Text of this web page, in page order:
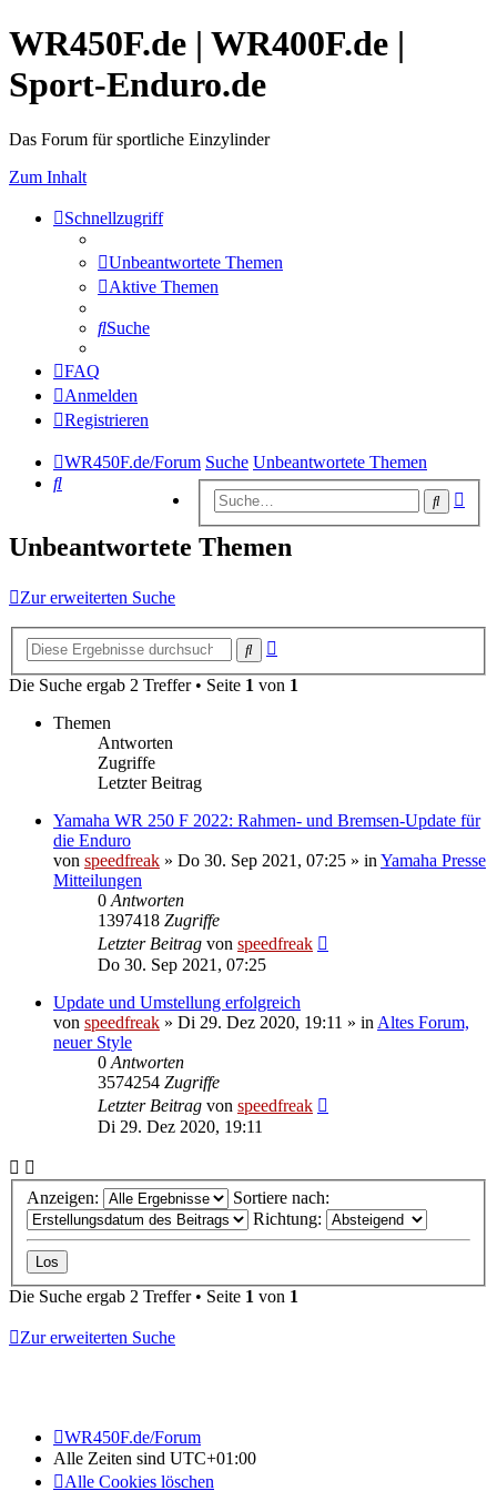
WR450F.de | WR400F.de |
Sport-Enduro.de
Das Forum für sportliche Einzylinder
Zum Inhalt
Schnellzugriff
Unbeantwortete Themen
Aktive Themen
Suche
FAQ
Anmelden
Registrieren
WR450F.de/Forum Suche Unbeantwortete Themen
Suche
Suche
Unbeantwortete Themen
Zur erweiterten Suche
Suche
Die Suche ergab 2 Treffer • Seite 1 von 1
Themen
Antworten
Zugriffe
Letzter Beitrag
Yamaha WR 250 F 2022: Rahmen- und Bremsen-Update für
die Enduro
von speedfreak » Do 30. Sep 2021, 07:25 » in Yamaha Presse
Mitteilungen
0 Antworten
1397418 Zugriffe
Letzter Beitrag von speedfreak
Do 30. Sep 2021, 07:25
Update und Umstellung erfolgreich
von speedfreak » Di 29. Dez 2020, 19:11 » in Altes Forum,
neuer Style
0 Antworten
3574254 Zugriffe
Letzter Beitrag von speedfreak
Di 29. Dez 2020, 19:11
Anzeigen:
Sortiere nach:
Richtung:
Die Suche ergab 2 Treffer • Seite 1 von 1
Zur erweiterten Suche
WR450F.de/Forum
Alle Zeiten sind UTC+01:00
Alle Cookies löschen